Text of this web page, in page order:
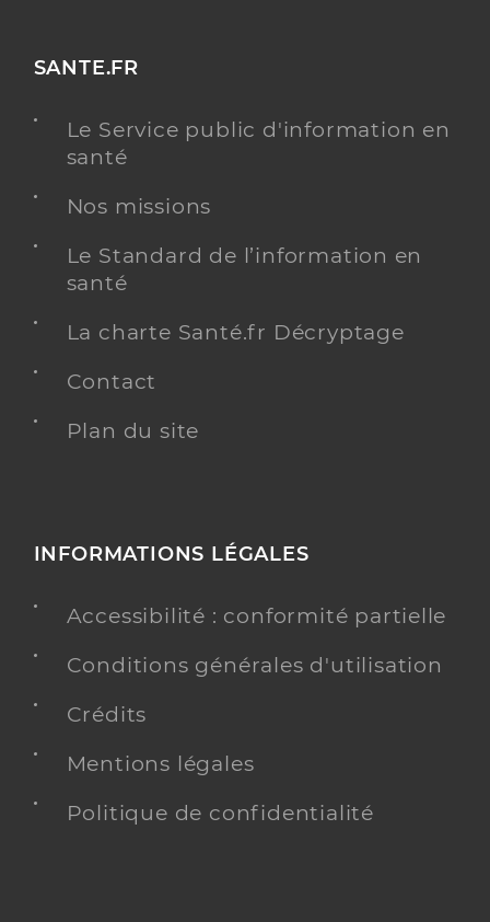
SANTE.FR
Le Service public d'information en
santé
Nos missions
Le Standard de l’information en
santé
La charte Santé.fr Décryptage
Contact
Plan du site
INFORMATIONS LÉGALES
Accessibilité : conformité partielle
Conditions générales d'utilisation
Crédits
Mentions légales
Politique de confidentialité